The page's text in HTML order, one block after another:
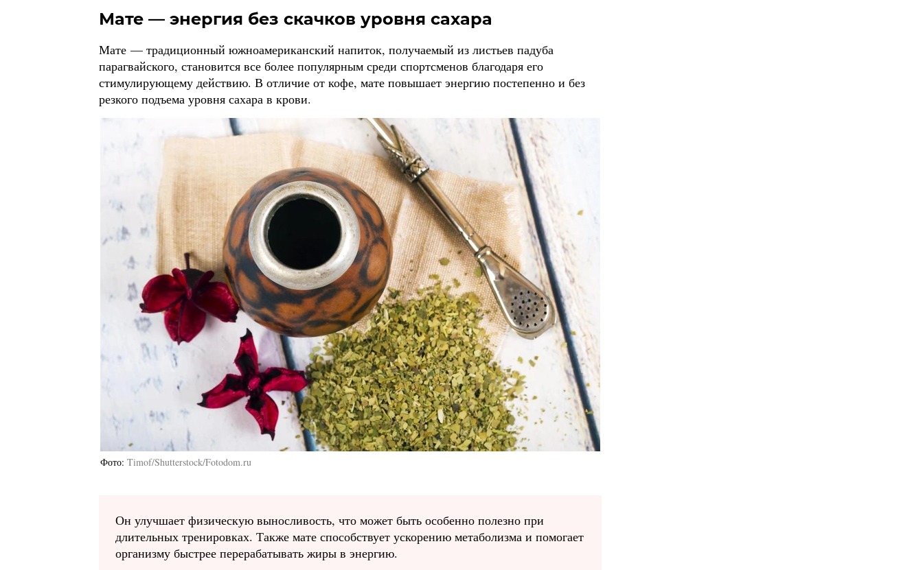
Мате — энергия без скачков уровня сахара
Мате — традиционный южноамериканский напиток, получаемый из листьев падуба
парагвайского, становится все более популярным среди спортсменов благодаря его
стимулирующему действию. В отличие от кофе, мате повышает энергию постепенно и без
резкого подъема уровня сахара в крови.
Фото Timof/Shutterstock/Fotodom.ru
Он улучшает физическую выносливость, что может быть особенно полезно при
длительных тренировках. Также мате способствует ускорению метаболизма и помогает
организму быстрее перерабатывать жиры в энергию.